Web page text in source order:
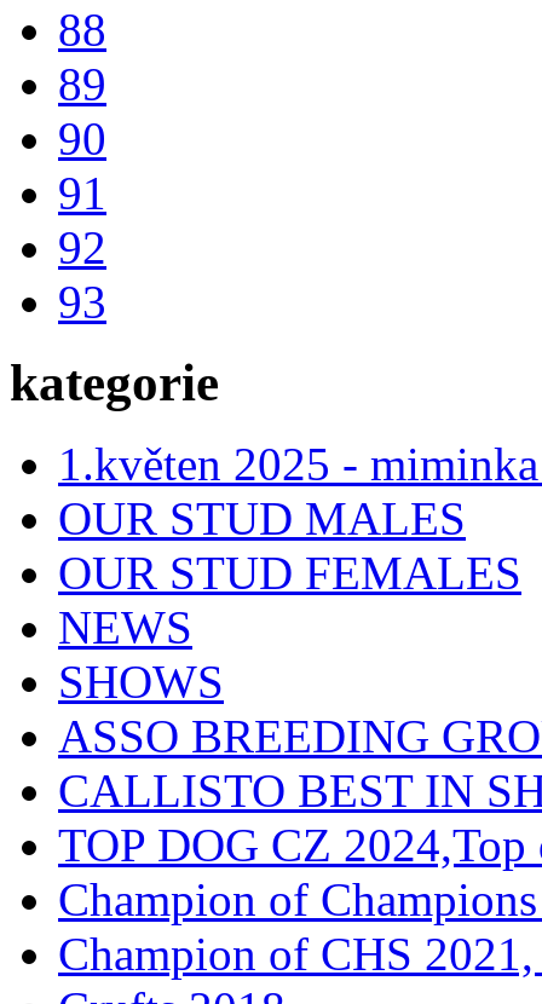
88
89
90
91
92
93
kategorie
1.květen 2025 -
OUR STUD MALES
OUR STUD FEMALES
NEWS
SHOWS
ASSO BREEDING
CALLISTO BEST IN
TOP DOG CZ
Champion of
Champion of CHS